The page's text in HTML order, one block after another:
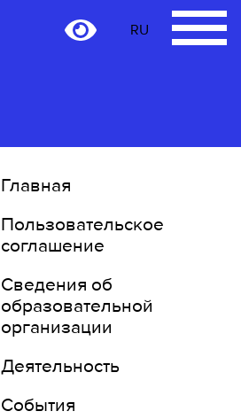
RU
Главная
Пользовательское
соглашение
Сведения об
образовательной
организации
Деятельность
События